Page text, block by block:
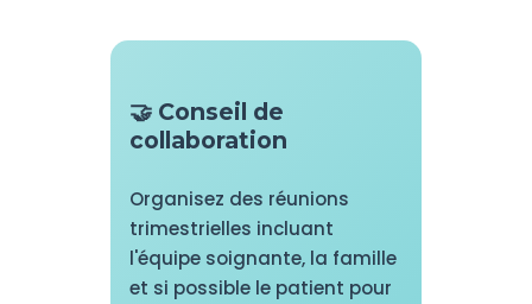
🤝 Conseil de
collaboration
Organisez des réunions
trimestrielles incluant
l'équipe soignante, la famille
et si possible le patient pour